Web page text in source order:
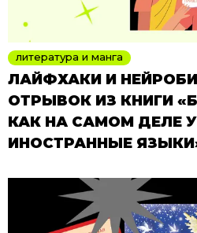
литература и манга
ЛАЙФХАКИ И
ОТРЫВОК ИЗ КНИГИ
КАК НА САМОМ ДЕЛЕ
ИНОСТРАННЫЕ